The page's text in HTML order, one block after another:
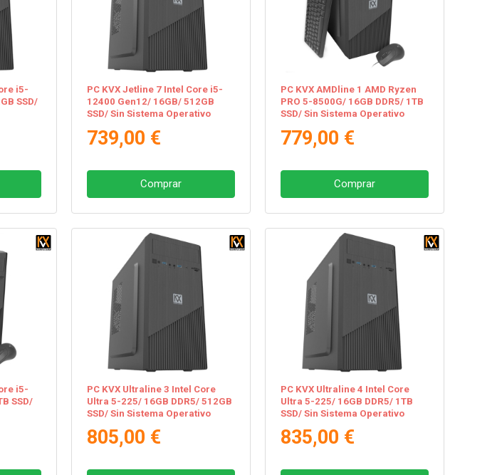
i5-
SSD/
PC KVX Jetline 7 Intel Core i5-
12400 Gen12/ 16GB/ 512GB
SSD/ Sin Sistema Operativo
739,00 €
Comprar
PC KVX AMDline 1 AMD Ryzen
PRO 5-8500G/ 16GB DDR5/ 1TB
SSD/ Sin Sistema Operativo
779,00 €
Comprar
i5-
SSD/
PC KVX Ultraline 3 Intel Core
Ultra 5-225/ 16GB DDR5/ 512GB
SSD/ Sin Sistema Operativo
805,00 €
PC KVX Ultraline 4 Intel Core
Ultra 5-225/ 16GB DDR5/ 1TB
SSD/ Sin Sistema Operativo
835,00 €